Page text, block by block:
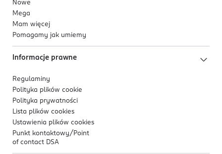
Nowe
Mega
Mam więcej
Pomagamy jak umiemy
Informacje prawne
Regulaminy
Polityka plików cookie
Polityka prywatności
Lista plików cookies
Ustawienia plików cookies
Punkt kontaktowy/ Point
of contact DSA